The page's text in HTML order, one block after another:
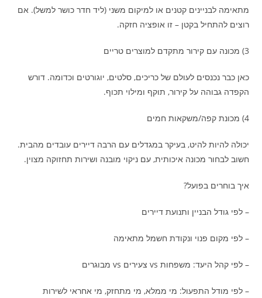
מתאימה לבניינים קטנים או למיקום משני (ליד חדר כושר למשל). אם
רוצים להתחיל בקטן – זו אופציה חזקה.
3) מכונה עם קירור מתקדם למוצרים טריים
כאן כבר נכנסים לעולם של כריכים, סלטים, יוגורטים וכדומה. דורש
הקפדה גבוהה על קירור, תוקף ומילוי תכוף.
4) מכונת קפה/משקאות חמים
יכולה להיות להיט, בעיקר במגדלים עם הרבה דיירים עובדים מהבית.
חשוב לבחור מכונה איכותית, עם ניקוי מובנה ושירות תחזוקה מצוין.
איך בוחרים בפועל?
– לפי גודל הבניין ותנועת דיירים
– לפי מקום פנוי ונקודת חשמל מתאימה
– לפי קהל היעד: משפחות vs צעירים vs מבוגרים
– לפי מודל התפעול: מי ממלא, מי מתחזק, מי אחראי לשירות